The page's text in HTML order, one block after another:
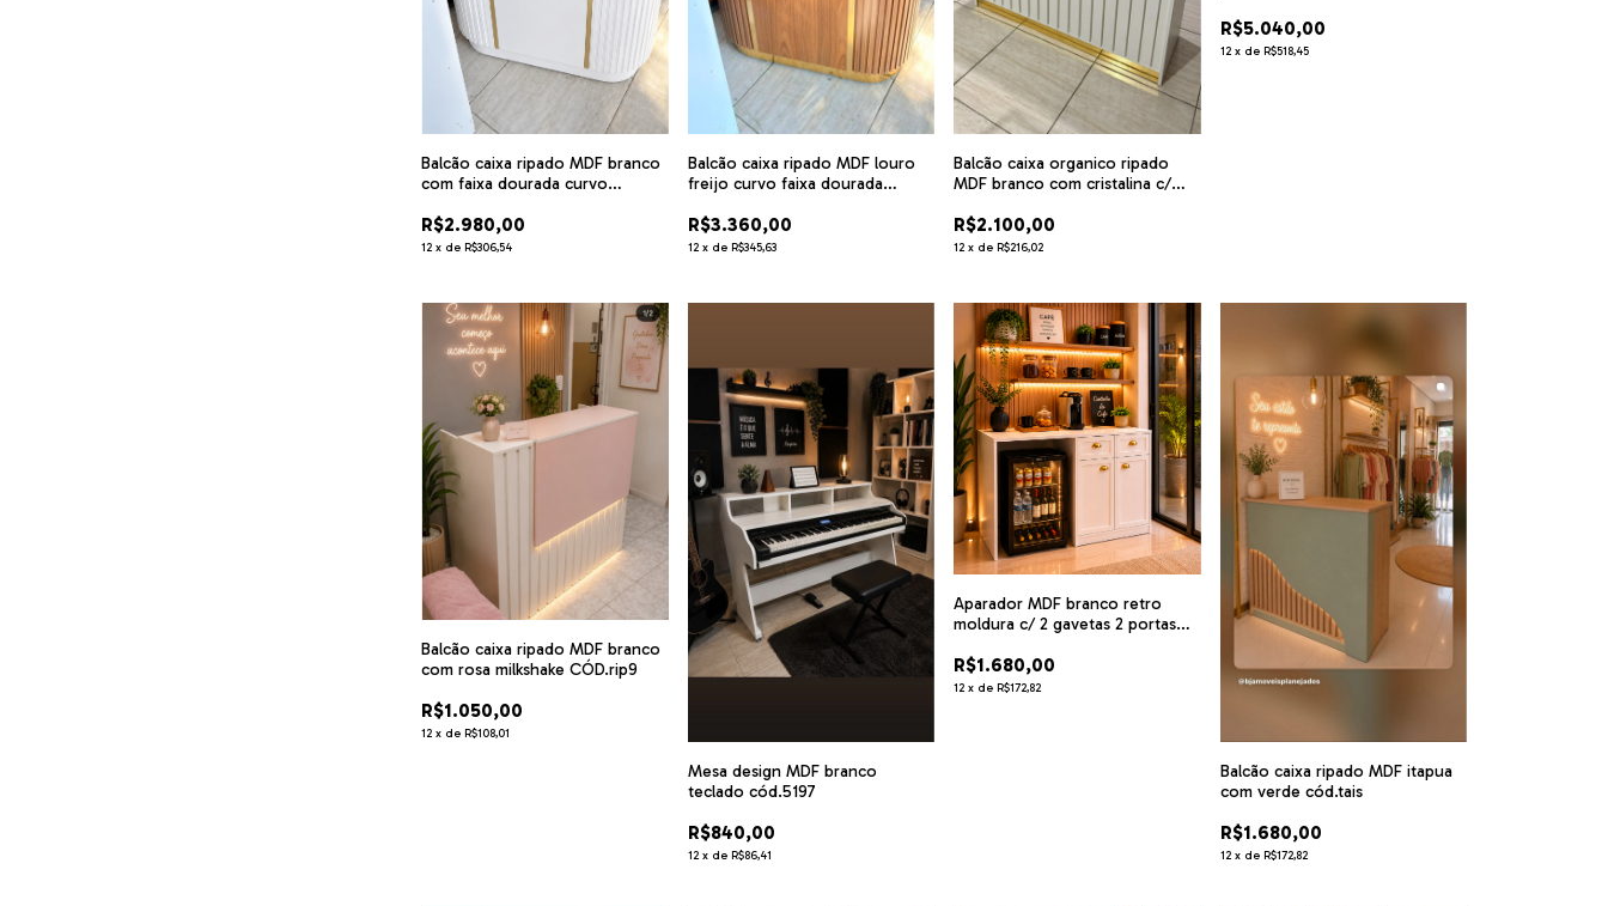
Balcão caixa ripado MDF branco
com faixa dourada curvo
R$2.980,00
12 x deR$306,54
Balcão caixa ripado MDF louro
freijo curvo faixa dourada
R$3.360,00
12 x de R$345,63
Balcão caixa organico ripado
MDF branco com cristalina c/
R$2.100,00
12 x deR$216,02
R$5.040,00
12 x de R$518,45
Balcão caixa ripado MDF branco
com rosa milkshake CÓD.rip9
R$1.050,00
12 x deR$108,01
Mesa design MDF branco
teclado cód.5197
R$840,00
12 x de R$86,41
Aparador MDF branco retro
moldura c/ 2 gavetas 2 portas
R$1.680,00
12 x deR$172,82
Balcão caixa ripado MDF itapua
com verde cód.tais
R$1.680,00
12 x de R$172,82